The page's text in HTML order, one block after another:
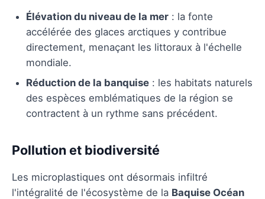
Élévation du niveau de la mer : la fonte
accélérée des glaces arctiques y contribue
directement, menaçant les littoraux à l'échelle
mondiale.
Réduction de la banquise : les habitats naturels
des espèces emblématiques de la région se
contractent à un rythme sans précédent.
Pollution et biodiversité
Les microplastiques ont désormais infiltré
l'intégralité de l'écosystème de la Baquise Océan